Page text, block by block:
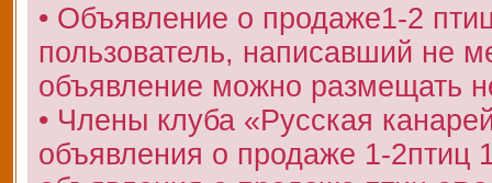
• Объявление о продаже1-2
пользователь, написавший не
объявление можно размещать
• Члены клуба «Русская
объявления о продаже 1-